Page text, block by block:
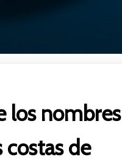
los nombres
costas de